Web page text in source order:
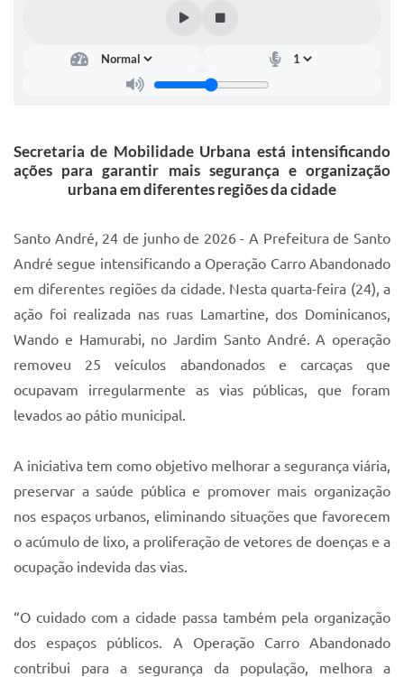
Legislação
Lei de acesso à informação
Mobilidade Urbana Sustentável
Ouvidoria da Cidade
Passe Escolar
Parque Escola
Quadra Fiscal
Sistema Colab
Secretaria de Mobilidade Urbana está intensificando
ações para garantir mais segurança e organização
urbana em diferentes regiões da cidade
Santo André, 24 de junho de 2026 - A Prefeitura de Santo
André segue intensificando a Operação Carro Abandonado
em diferentes regiões da cidade. Nesta quarta-feira (24), a
ação foi realizada nas ruas Lamartine, dos Dominicanos,
Wando e Hamurabi, no Jardim Santo André. A operação
removeu 25 veículos abandonados e carcaças que
ocupavam irregularmente as vias públicas, que foram
levados ao pátio municipal.
A iniciativa tem como objetivo melhorar a segurança viária,
preservar a saúde pública e promover mais organização
nos espaços urbanos, eliminando situações que favorecem
o acúmulo de lixo, a proliferação de vetores de doenças e a
ocupação indevida das vias.
“O cuidado com a cidade passa também pela organização
dos espaços públicos. A Operação Carro Abandonado
contribui para a segurança da população, melhora a